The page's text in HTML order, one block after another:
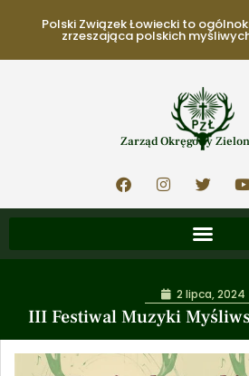
Polski Związek Łowiecki to
zrzeszająca polskich myśliwych
Zarząd Okręgowy
III Festiwal Muzyki
2 lipca, 2024